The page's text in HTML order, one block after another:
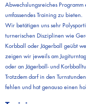
Abwechslungsreiches
umfassendes Training zu bieten.
Wir betätigen uns sehr
turnerischen Disziplinen wie
Korbball oder Jägerball geübt
zeigen wir jeweils am
oder an Jägerball- und
Trotzdem darf in den
fehlen und hat genauso einen